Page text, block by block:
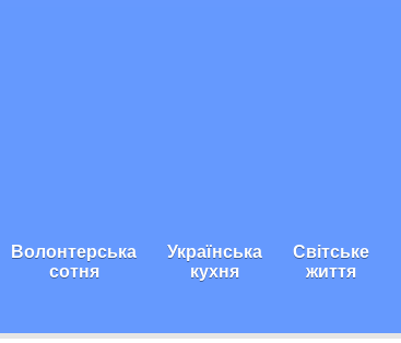
Волонтерська
сотня
Українська
кухня
Світське
життя